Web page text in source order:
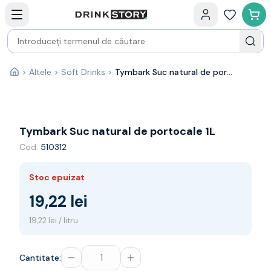
Bauturi fine — selectie
Produse Noi
Cosuri cadou
Pachete & Cadouri
Vin
Franta
Spania
Australia
Germania
Noua Zeelanda
Prosecco
Acasă
> Altele > Soft Drinks > Tymbark Suc natural de portocale 1L
Tymbark Suc natural de portocale 1L
Cod: 510312
Stoc epuizat
19,22 lei
19,22 lei / litru
Cantitate: